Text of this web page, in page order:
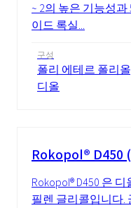
~ 2의 높은 기능성과
이드 록실...
구성
폴리 에테르 폴리
디올
Rokopol® D450
Rokopol® D450 은 디
필렌 글리콜입니다.